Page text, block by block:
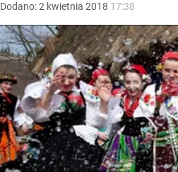
Dodano:2 kwietnia 2018 17:38